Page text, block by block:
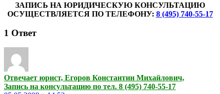
ЗАПИСЬ НА ЮРИДИЧЕСКУЮ КОНСУЛЬТАЦИЮ
ОСУЩЕСТВЛЯЕТСЯ ПО ТЕЛЕФОНУ: 8 (495) 740-55-17
1 Ответ
Отвечает юрист, Егоров Константин Михайлович,
Запись на консультацию по тел. 8 (495) 740-55-17